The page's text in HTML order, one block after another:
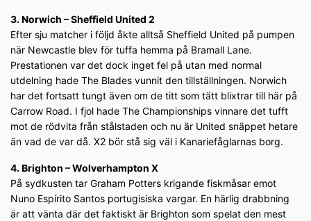
3. Norwich – Sheffield United 2
Efter sju matcher i följd åkte alltså Sheffield United på pumpen
när Newcastle blev för tuffa hemma på Bramall Lane.
Prestationen var det dock inget fel på utan med normal
utdelning hade The Blades vunnit den tillställningen. Norwich
har det fortsatt tungt även om de titt som tätt blixtrar till här på
Carrow Road. I fjol hade The Championships vinnare det tufft
mot de rödvita från stålstaden och nu är United snäppet hetare
än vad de var då. X2 bör stå sig väl i Kanariefåglarnas borg.
4. Brighton – Wolverhampton X
På sydkusten tar Graham Potters krigande fiskmåsar emot
Nuno Espírito Santos portugisiska vargar. En härlig drabbning
är att vänta där det faktiskt är Brighton som spelat den mest